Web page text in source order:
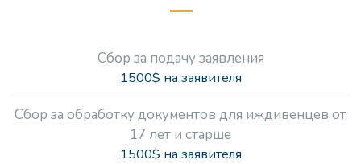
Сбор за подачу заявления
1500$ на заявителя
Сбор за обработку документов для иждивенцев от
17 лет и старше
1500$ на заявителя